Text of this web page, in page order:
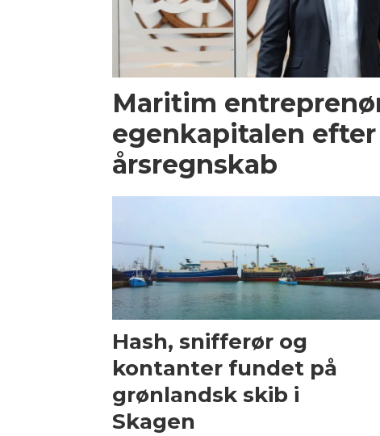
Maritim
egenkapitalen
årsregnskab
Hash, snifferør og
kontanter fundet på
grønlandsk skib i
Skagen